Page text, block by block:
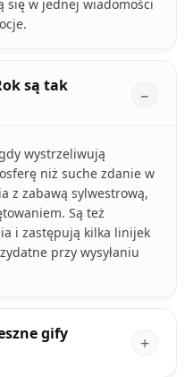
się w jednej wiadomości
są tak
wystrzeliwują
niż suche zdanie w
z zabawą sylwestrową,
Są też
i zastępują kilka linijek
przy wysyłaniu
gify